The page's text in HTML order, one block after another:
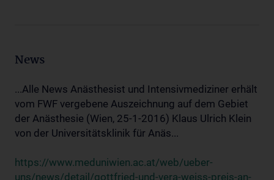
News
...Alle News Anästhesist und Intensivmediziner erhält
vom FWF vergebene Auszeichnung auf dem Gebiet
der Anästhesie (Wien, 25-1-2016) Klaus Ulrich Klein
von der Universitätsklinik für Anäs...
https://www.meduniwien.ac.at/web/ueber-
uns/news/detail/gottfried-und-vera-weiss-preis-an-